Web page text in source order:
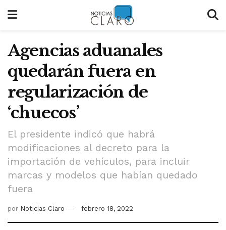
Agencias aduanales
quedarán fuera en
regularización de
‘chuecos’
El presidente indicó que habrá
modificaciones al decreto para la
importación de vehículos, para incluir
marcas y modelos que habían quedado
fuera
por Noticias Claro febrero 18, 2022